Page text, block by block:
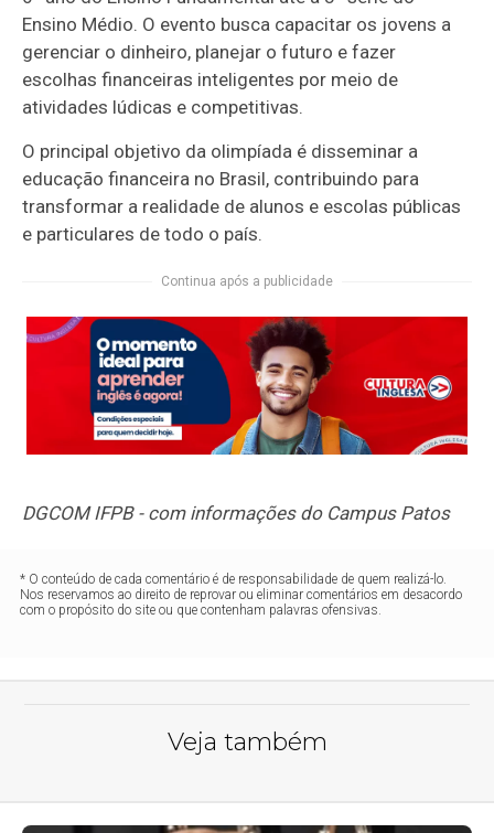
Ensino Médio. O evento busca capacitar os jovens a
gerenciar o dinheiro, planejar o futuro e fazer
escolhas financeiras inteligentes por meio de
atividades lúdicas e competitivas.
O principal objetivo da olimpíada é disseminar a
educação financeira no Brasil, contribuindo para
transformar a realidade de alunos e escolas públicas
e particulares de todo o país.
Continua após a publicidade
DGCOM IFPB - com informações do Campus Patos
* O conteúdo de cada comentário é de responsabilidade de quem realizá-lo.
Nos reservamos ao direito de reprovar ou eliminar comentários em desacordo
com o propósito do site ou que contenham palavras ofensivas.
Veja também